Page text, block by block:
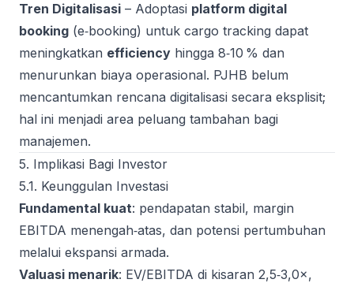
Tren Digitalisasi – Adoptasi platform digital
booking (e‑booking) untuk cargo tracking dapat
meningkatkan efficiency hingga 8‑10 % dan
menurunkan biaya operasional. PJHB belum
mencantumkan rencana digitalisasi secara eksplisit;
hal ini menjadi area peluang tambahan bagi
manajemen.
5. Implikasi Bagi Investor
5.1. Keunggulan Investasi
Fundamental kuat: pendapatan stabil, margin
EBITDA menengah‑atas, dan potensi pertumbuhan
melalui ekspansi armada.
Valuasi menarik: EV/EBITDA di kisaran 2,5‑3,0×,